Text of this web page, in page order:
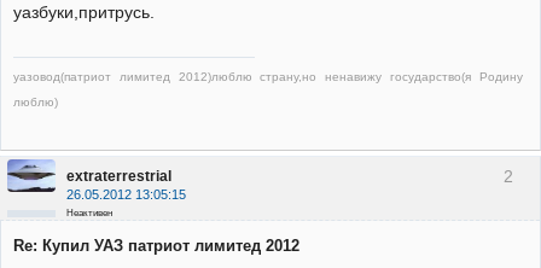
уазбуки,притрусь.
уазовод(патриот лимитед 2012)люблю страну,но ненавижу государство(я Родину
люблю)
2
extraterrestrial
26.05.2012 13:05:15
Неактивен
Re: Купил УАЗ патриот лимитед 2012